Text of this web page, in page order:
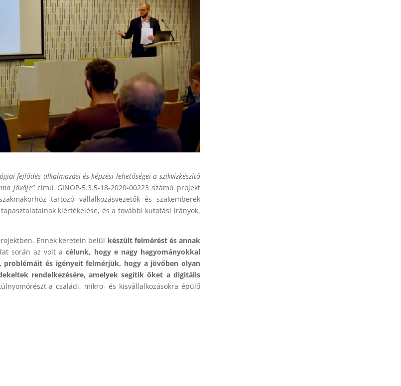
fejlődés alkalmazási és képzési lehetőségei a szikvízkészítő
jövője”című GINOP-5.3.5-18-2020-00223 számú projekt
tartozó vállalkozásvezetők és szakemberek
kiértékelése, és a további kutatási irányok,
Ennek keretein belül készült felmérést és annak
során az volt a célunk, hogy e nagy hagyományokkal
és igényeit felmérjük, hogy a jövőben olyan
rendelkezésére, amelyek segítik őket a digitális
a családi, mikro- és kisvállalkozásokra épülő